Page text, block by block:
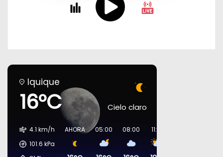
Iquique
16°C Cielo claro
4.1 km/h
101.6 kPa
AHORA 05:00 08:00 11:00